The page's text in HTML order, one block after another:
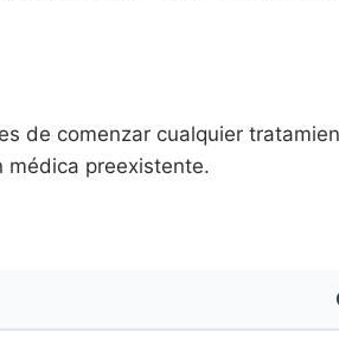
de comenzar cualquier
médica preexistente.